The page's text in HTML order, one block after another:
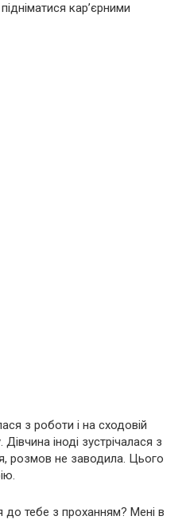
кар’єрними
з роботи і на сходовій
Дівчина іноді зустрічалася з
розмов не заводила. Цього
тебе з проханням? Мені в